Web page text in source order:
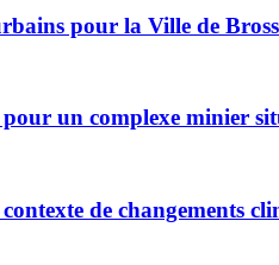
pour la Ville de
un complexe minier
de changements